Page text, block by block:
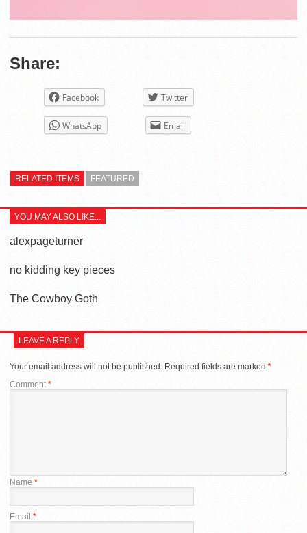
Share:
Facebook Twitter
WhatsApp Email
RELATED ITEMS FEATURED
YOU MAY ALSO LIKE...
alexpageturner
no kidding key pieces
The Cowboy Goth
LEAVE A REPLY
Your email address will not be published. Required fields are marked *
Comment*
Name *
Email *